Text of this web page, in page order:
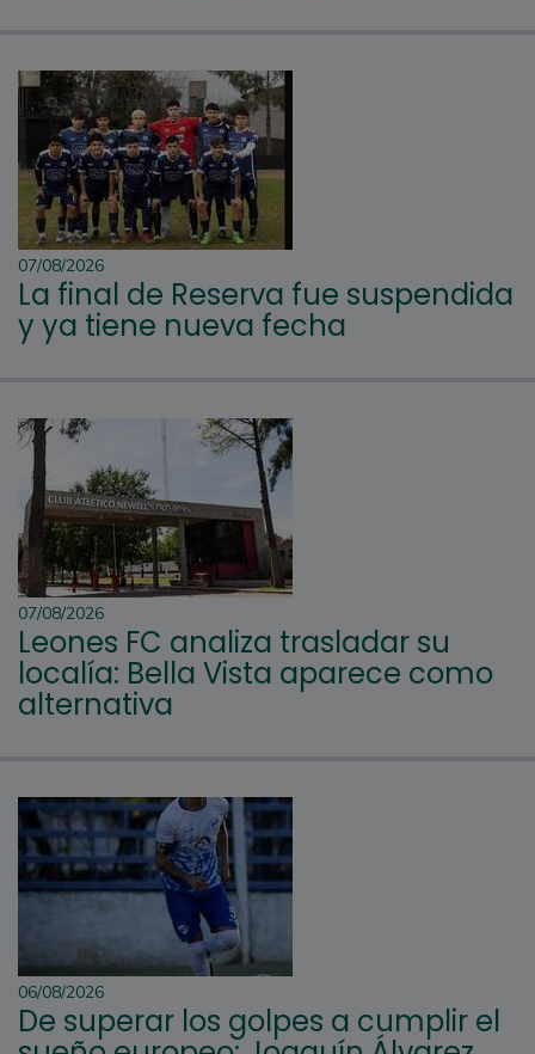
07/08/2026
La final de Reserva fue suspendida
y ya tiene nueva fecha
07/08/2026
Leones FC analiza trasladar su
localía: Bella Vista aparece como
alternativa
06/08/2026
De superar los golpes a cumplir el